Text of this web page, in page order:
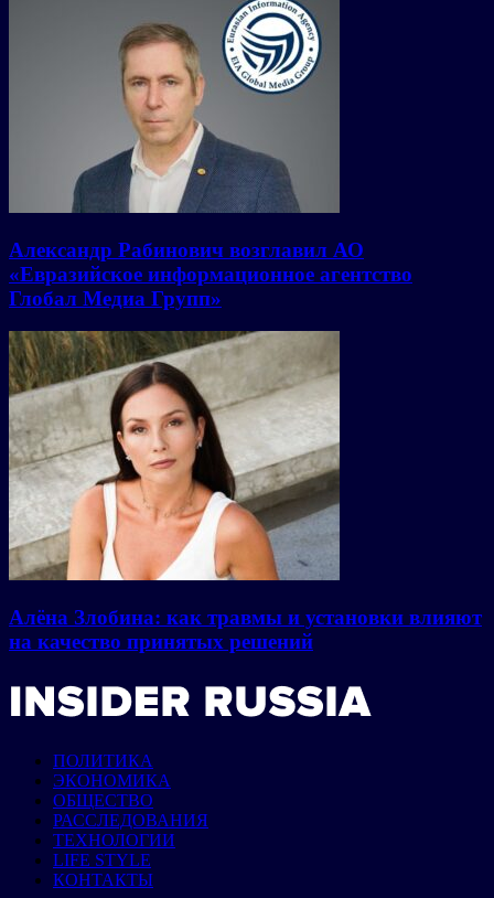
Александр Рабинович возглавил АО
«Евразийское информационное агентство
Глобал Медиа Групп»
Алёна Злобина: как травмы и установки влияют
на качество принятых решений
ПОЛИТИКА
ЭКОНОМИКА
ОБЩЕСТВО
РАССЛЕДОВАНИЯ
ТЕХНОЛОГИИ
LIFE STYLE
КОНТАКТЫ